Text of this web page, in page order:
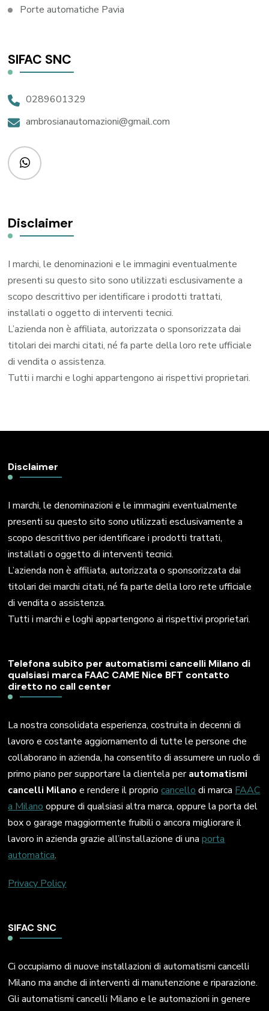
Porte automatiche Pavia
SIFAC SNC
0289601329
ambrosianautomazioni@gmail.com
Disclaimer
I marchi, le denominazioni e le immagini eventualmente
presenti su questo sito sono utilizzati esclusivamente a
scopo descrittivo per identificare i prodotti trattati,
installati o oggetto di interventi tecnici.
L’azienda non è affiliata, autorizzata o sponsorizzata dai
titolari dei marchi citati, né fa parte della loro rete ufficiale
di vendita o assistenza.
Tutti i marchi e loghi appartengono ai rispettivi proprietari.
Disclaimer
I marchi, le denominazioni e le immagini eventualmente
presenti su questo sito sono utilizzati esclusivamente a
scopo descrittivo per identificare i prodotti trattati,
installati o oggetto di interventi tecnici.
L’azienda non è affiliata, autorizzata o sponsorizzata dai
titolari dei marchi citati, né fa parte della loro rete ufficiale
di vendita o assistenza.
Tutti i marchi e loghi appartengono ai rispettivi proprietari.
Telefona subito per automatismi cancelli Milano di
qualsiasi marca FAAC CAME Nice BFT contatto
diretto no call center
La nostra consolidata esperienza, costruita in decenni di
lavoro e costante aggiornamento di tutte le persone che
collaborano in azienda, ha consentito di assumere un ruolo di
primo piano per supportare la clientela perautomatismi
cancelli Milano e rendere il propriocancello di marca FAAC
a Milano oppure di qualsiasi altra marca, oppure la porta del
box o garage maggiormente fruibili o ancora migliorare il
lavoro in azienda grazie all’installazione di unaporta
automatica.
Privacy Policy
SIFAC SNC
Ci occupiamo di nuove installazioni di automatismi cancelli
Milano ma anche di interventi di manutenzione e riparazione.
Gli automatismi cancelli Milano e le automazioni in genere